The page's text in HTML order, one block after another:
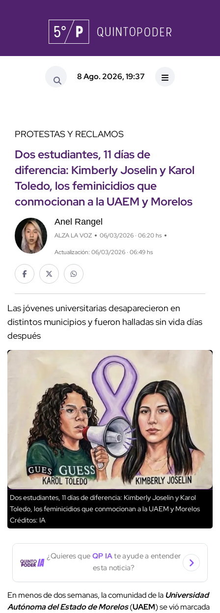
8 Ago. 2026, 19:37
PROTESTAS Y RECLAMOS
Dos estudiantes, 11 días de
diferencia: Kimberly Joselin y Karol
Toledo, los feminicidios que
conmocionan a la UAEM y Morelos
Anel Rangel
ALZA LA VOZ 06/03/2026 · 06:20 hs
Actualización: 06/03/2026 · 06:49 hs
Las jóvenes universitarias desaparecieron en
distintos municipios y fueron halladas sin vida días
después
Dos estudiantes, 11 días de diferencia: Kimberly Joselin y Karol
Toledo, los feminicidios que conmocionan a la UAEM y Morelos
Créditos: IA
¿Quieres que QP IAte ayude a entender
esta noticia?
En menos de dos semanas, la comunidad de la Universidad
Autónoma del Estado de Morelos(UAEM) se vió marcada